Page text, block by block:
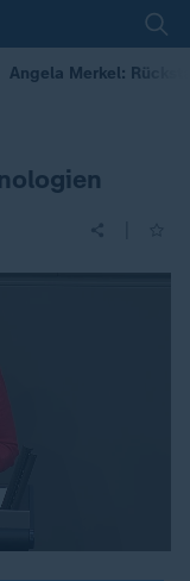
Angela Merkel: